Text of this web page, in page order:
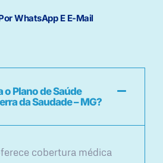
WhatsApp E E-Mail
Plano de Saúde
da Saudade – MG?
cobertura médica